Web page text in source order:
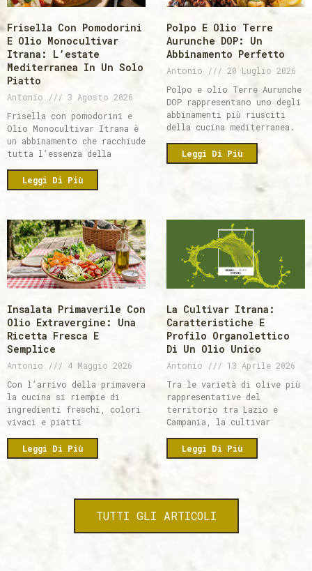
Frisella Con Pomodorini
E Olio Monocultivar
Itrana: L’estate
Mediterranea In Un Solo
Piatto
Antonio
3 Agosto 2026
Frisella con pomodorini e
Olio Monocultivar Itrana è
un abbinamento che racchiude
tutta l’essenza della
Leggi Di Più
Polpo E Olio Terre
Aurunche DOP: Un
Abbinamento Perfetto
Antonio
20 Luglio 2026
Polpo e olio Terre Aurunche
DOP rappresentano uno degli
abbinamenti più riusciti
della cucina mediterranea.
Leggi Di Più
Insalata Primaverile Con
Olio Extravergine: Una
Ricetta Fresca E
Semplice
Antonio
4 Maggio 2026
Con l’arrivo della primavera
la cucina si riempie di
ingredienti freschi, colori
vivaci e piatti
Leggi Di Più
La Cultivar Itrana:
Caratteristiche E
Profilo Organolettico
Di Un Olio Unico
Antonio
13 Aprile 2026
Tra le varietà di olive più
rappresentative del
territorio tra Lazio e
Campania, la cultivar
Leggi Di Più
TUTTI GLI ARTICOLI